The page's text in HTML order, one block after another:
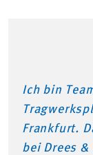
Ich bin
Frankfurt.
bei Drees